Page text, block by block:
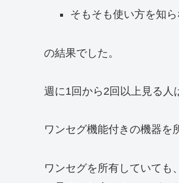
そもそも使い方を知
の結果でした。
週に1回から2回以上見る人
ワンセグ機能付きの機器を
ワンセグを所有していても